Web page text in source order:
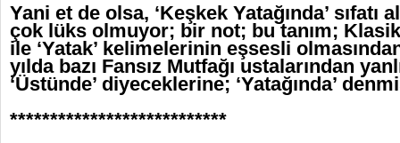
Yani et de olsa, ‘Keşkek Yatağında’ sıfatı
çok lüks olmuyor; bir not; bu tanım; Klasik
ile ‘Yatak’ kelimelerinin eşsesli
yılda bazı Fansız Mutfağı ustalarından
‘Üstünde’ diyeceklerine; ‘Yatağında’
***************************